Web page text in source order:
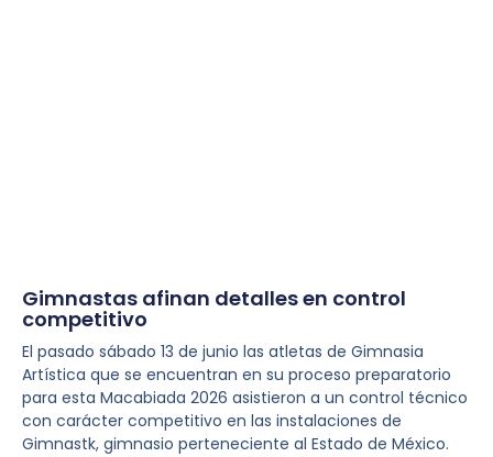
Gimnastas afinan detalles en control
competitivo
El pasado sábado 13 de junio las atletas de Gimnasia
Artística que se encuentran en su proceso preparatorio
para esta Macabiada 2026 asistieron a un control técnico
con carácter competitivo en las instalaciones de
Gimnastk, gimnasio perteneciente al Estado de México.